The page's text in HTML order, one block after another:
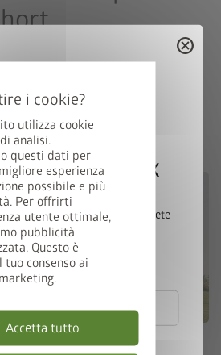
utilizza cookie
analisi.
questi dati per
esperienza
possibile e più
Per offrirti
utente ottimale,
pubblicità
Questo è
tuo consenso ai
Accetta tutto
con il prestigioso Red Dot
chiare, materiali di alta qualità e
rifugio elegante all’aperto. Dal
in serie, laPergola
da Biohort.
cancel
una StyleBox
nostra newsletter e parteciperete
all’estrazione.
sulla privacy.